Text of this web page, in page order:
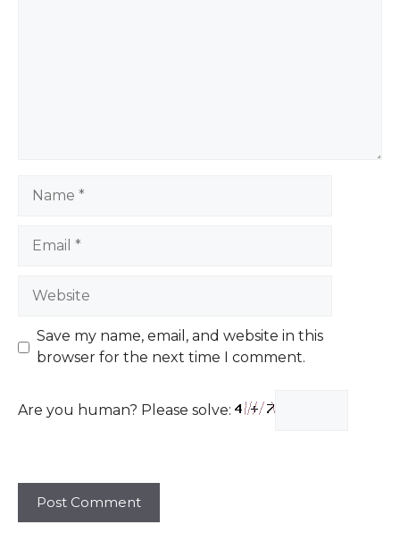
Website
Save my name, email, and website in this
browser for the next time I comment.
Are you human? Please solve: